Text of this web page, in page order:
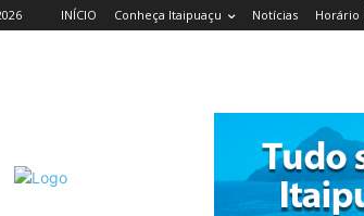
INÍCIO Conheça Itaipuaçu Notícias Horário